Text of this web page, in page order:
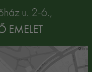
u. 2-6.,
EMELET